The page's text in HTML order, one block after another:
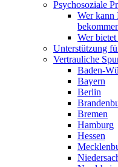
Psychosoziale
Wer kann
Wer
Unterstützung
Vertrauliche
Baden-
Bayern
Berlin
Bremen
Hamburg
Hessen